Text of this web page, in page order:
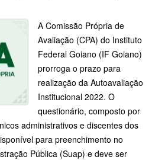
A Comissão Própria de
Avaliação (CPA) do Instituto
Federal Goiano (IF Goiano)
prorroga o prazo para
realização da Autoavaliação
Institucional 2022. O
questionário, composto por
administrativos e discentes dos
para preenchimento no
Pública (Suap) e deve ser